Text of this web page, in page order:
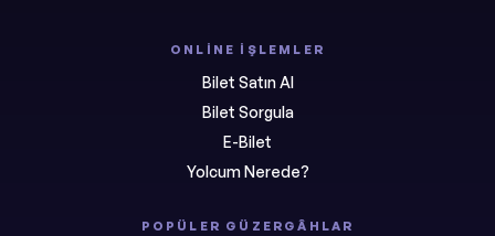
ONLINE İŞLEMLER
Bilet Satın Al
Bilet Sorgula
E-Bilet
Yolcum Nerede?
POPÜLER GÜZERGÂHLAR